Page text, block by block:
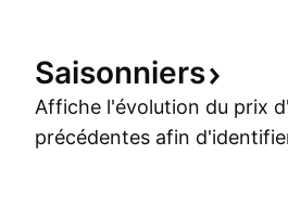
Saisonniers
Affiche l'évolution du prix
précédentes afin